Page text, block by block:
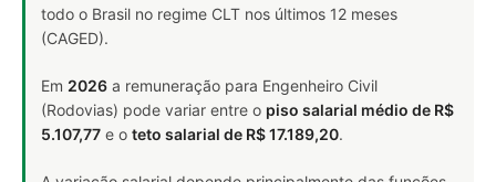
todo o Brasil no regime CLT nos últimos 12 meses
(CAGED).
Em 2026 a remuneração para Engenheiro Civil
(Rodovias) pode variar entre o piso salarial médio de R$
5.107,77 e o teto salarial de R$ 17.189,20.